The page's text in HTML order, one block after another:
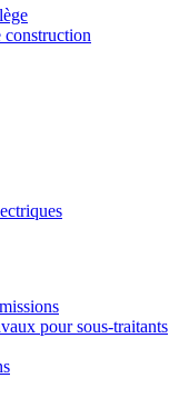
construction
pour sous-traitants